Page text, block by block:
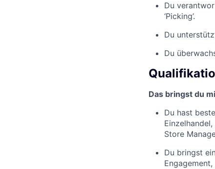
Du
‘Picking’.
Du
Du
Das bringst du
Du hast
Store
Du bringst